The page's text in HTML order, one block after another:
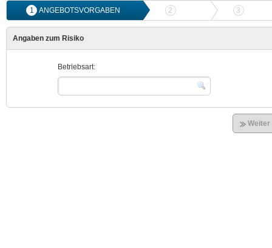
1 ANGEBOTSVORGABEN 2 ANGEBOTSVERGLEICH
3
Angaben zum Risiko
Betriebsart:
Weiter